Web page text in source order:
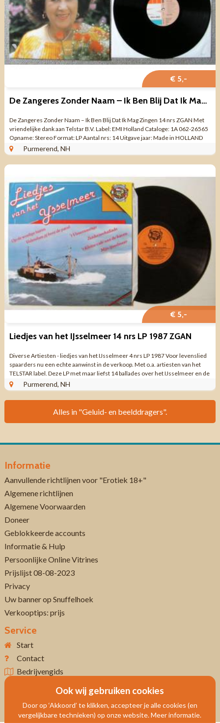
€ 5,-
De Zangeres Zonder Naam – Ik Ben Blij Dat Ik Mag Zingen ZGAN
De Zangeres Zonder Naam – Ik Ben Blij Dat Ik Mag Zingen 14 nrs ZGAN Met
vriendelijke dank aan Telstar B.V. Label: EMI Holland Cataloge: 1A 062-26565
Opname: Stereo Format: LP Aantal nrs: 14 Uitgave jaar: Made in HOLLAND
Genre: ...Purmerend, NH
€ 5,-
Liedjes van het IJsselmeer 14 nrs LP 1987 ZGAN
Diverse Artiesten - liedjes van het IJsselmeer 4 nrs LP 1987 Voor levenslied
spaarders nu een echte aanwinst in de verkoop. Met o.a. artiesten van het
TELSTAR label. Deze LP met maar liefst 14 ballades over het IJsselmeer en de
...
Purmerend, NH
Alles in "Geluid- en beelddragers".
Informatie
Aanvullende richtlijnen voor "Erotiek 18+"
Algemene richtlijnen
Algemene Voorwaarden
Doneer
Geblokkeerde accounts
Informatie & Hulp
Persoonlijke Online Vitrines
Prijslijst 08-08-2023
Privacy
Uw banner op Snuffelhoek
Verkooptips: prijs
Service
Start
Contact
Bedrijvengids
Ook wij gebruiken cookies
Door op ‘Akkoord’ te klikken, accepteer je alle cookies (en
vergelijkbare technieken) op onze website. Meer informatie.